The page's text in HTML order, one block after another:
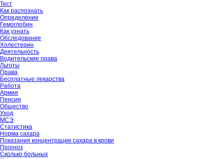
Тест
Как распознать
Определение
Гемоглобин
Как узнать
Обследование
Холестерин
Деятельность
Водительские права
Льготы
Права
Бесплатные лекарства
Работа
Армия
Пенсия
Общество
Уход
МСЭ
Статистика
Норма сахара
Показания концентрации сахара в крови
Прогноз
Сколько больных